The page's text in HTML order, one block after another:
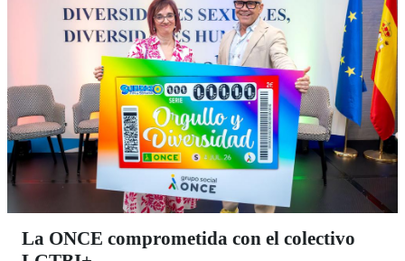
La ONCE comprometida con el colectivo